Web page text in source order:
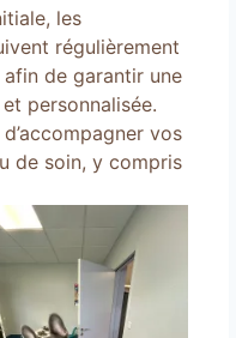
les
régulièrement
de garantir une
personnalisée.
vos
de soin, y compris